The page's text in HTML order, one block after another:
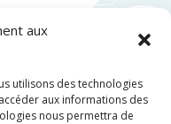
aux
utilisons des technologies
aux informations des
nous permettra de